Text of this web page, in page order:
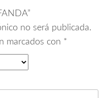
no será publicada.
marcados con *